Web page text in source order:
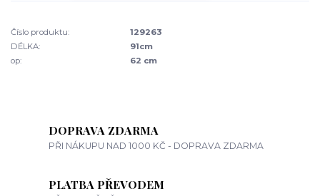
Číslo produktu:
129263
DÉLKA:
91cm
op:
62 cm
DOPRAVA ZDARMA
PŘI NÁKUPU NAD 1000 KČ - DOPRAVA ZDARMA
PLATBA PŘEVODEM